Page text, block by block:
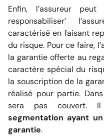
Enfin, l’assureur
responsabiliser’
caractérisé en faisant
du risque. Pour ce faire,
la garantie offerte au
caractère spécial du
la souscription de la
réalisé pour partie.
sera pas couvert.
segmentation ayant
garantie.